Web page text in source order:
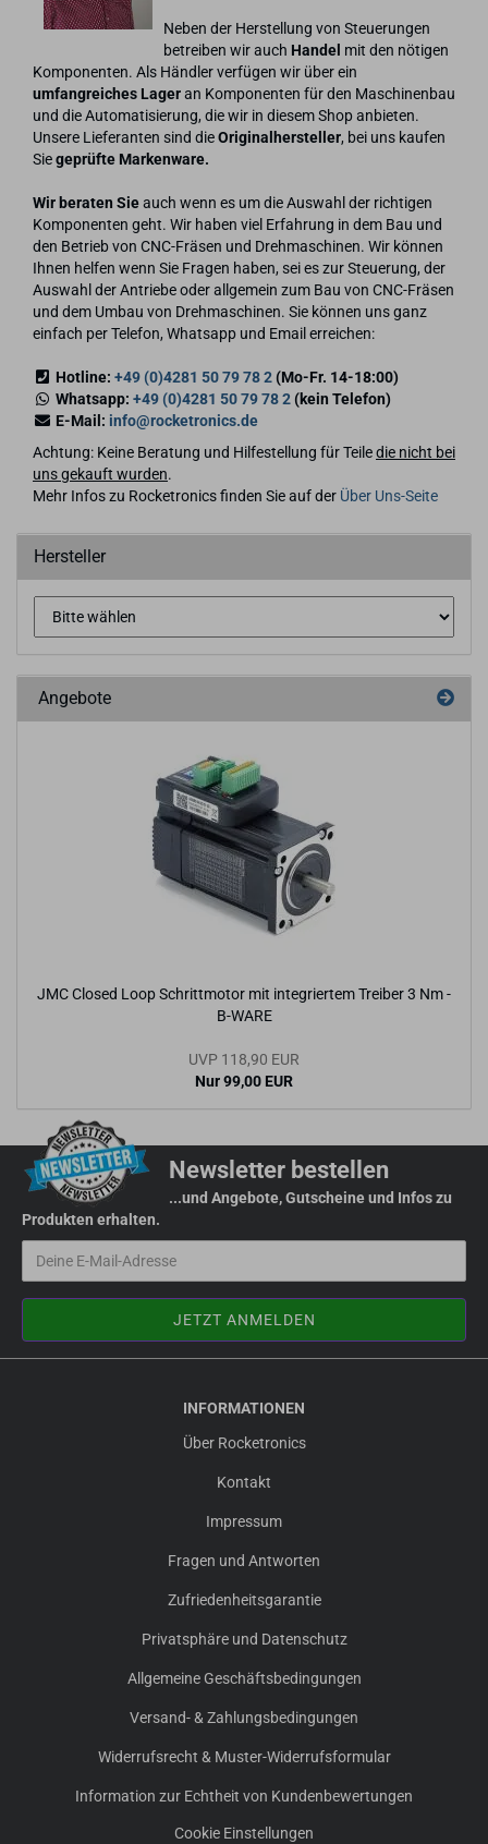
Neben der Herstellung von Steuerungen
betreiben wir auch Handel mit den nötigen
Komponenten. Als Händler verfügen wir über ein
umfangreiches Lageran Komponenten für den Maschinenbau
und die Automatisierung, die wir in diesem Shop anbieten.
Unsere Lieferanten sind dieOriginalhersteller, bei uns kaufen
Siegeprüfte Markenware.
Wir beraten Sieauch wenn es um die Auswahl der richtigen
Komponenten geht. Wir haben viel Erfahrung in dem Bau und
den Betrieb von CNC-Fräsen und Drehmaschinen. Wir können
Ihnen helfen wenn Sie Fragen haben, sei es zur Steuerung, der
Auswahl der Antriebe oder allgemein zum Bau von CNC-Fräsen
und dem Umbau von Drehmaschinen. Sie können uns ganz
einfach per Telefon, Whatsapp und Email erreichen:
Hotline: +49 (0)4281 50 79 78 2(Mo-Fr. 14-18:00)
Whatsapp: +49 (0)4281 50 79 78 2(kein Telefon)
E-Mail: info@rocketronics.de
Achtung: Keine Beratung und Hilfestellung für Teiledie nicht bei
uns gekauft wurden.
Mehr Infos zu Rocketronics finden Sie auf der Über Uns-Seite
Hersteller
Angebote
JMC Clo­sed Loop Schritt­mo­tor mit in­te­grier­tem Trei­ber 3 Nm -
B-​WARE
UVP 118,90 EUR
Nur 99,00 EUR
Newsletter bestellen
...und Angebote, Gutscheine und Infos zu
Produkten erhalten.
INFORMATIONEN
Über Rocketronics
Kontakt
Impressum
Fragen und Antworten
Zufriedenheitsgarantie
Privatsphäre und Datenschutz
Allgemeine Geschäftsbedingungen
Versand- & Zahlungsbedingungen
Widerrufsrecht & Muster-Widerrufsformular
Information zur Echtheit von Kundenbewertungen
Cookie Einstellungen